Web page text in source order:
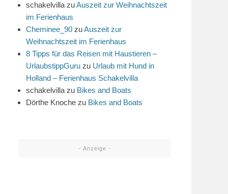
schakelvilla zuAuszeit zur Weihnachtszeit
im Ferienhaus
Cheminee_90 zuAuszeit zur
Weihnachtszeit im Ferienhaus
8 Tipps für das Reisen mit Haustieren –
UrlaubstippGuru zu Urlaub mit Hund in
Holland – Ferienhaus Schakelvilla
schakelvilla zu Bikes and Boats
Dörthe Knoche zu Bikes and Boats
- Anzeige -